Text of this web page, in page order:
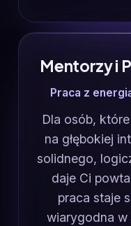
Mentorzy i
Praca z
Dla osób,
na głębokiej
solidnego,
daje Ci
praca staje
wiarygodna w